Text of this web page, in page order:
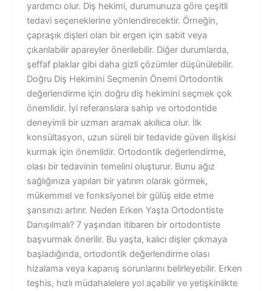
yardımcı olur. Diş hekimi, durumunuza göre çeşitli
tedavi seçeneklerine yönlendirecektir. Örneğin,
çapraşık dişleri olan bir ergen için sabit veya
çıkarılabilir apareyler önerilebilir. Diğer durumlarda,
şeffaf plaklar gibi daha gizli çözümler düşünülebilir.
Doğru Diş Hekimini Seçmenin Önemi Ortodontik
değerlendirme için doğru diş hekimini seçmek çok
önemlidir. İyi referanslara sahip ve ortodontide
deneyimli bir uzman aramak akıllıca olur. İlk
konsültasyon, uzun süreli bir tedavide güven ilişkisi
kurmak için önemlidir. Ortodontik değerlendirme,
olası bir tedavinin temelini oluşturur. Bunu ağız
sağlığınıza yapılan bir yatırım olarak görmek,
mükemmel ve fonksiyonel bir gülüş elde etme
şansınızı artırır. Neden Erken Yaşta Ortodontiste
Danışılmalı? 7 yaşından itibaren bir ortodontiste
başvurmak önerilir. Bu yaşta, kalıcı dişler çıkmaya
başladığında, ortodontik değerlendirme olası
hizalama veya kapanış sorunlarını belirleyebilir. Erken
teşhis, hızlı müdahalelere yol açabilir ve yetişkinlikte